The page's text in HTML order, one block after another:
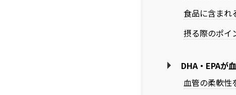
食品に含まれ
摂る際のポイ
DHA・EPAが
血管の柔軟性